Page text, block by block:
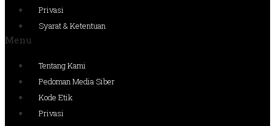
Privasi
Syarat & Ketentuan
Menu
Tentang Kami
Pedoman Media Siber
Kode Etik
Privasi